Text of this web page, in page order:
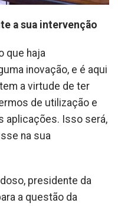
a sua intervenção
que haja
inovação, e é aqui
a virtude de ter
de utilização e
aplicações. Isso será,
na sua
presidente da
a questão da